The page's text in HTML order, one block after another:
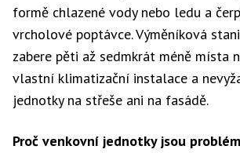
formě chlazené vody nebo ledu a
vrcholové poptávce. Výměníková
zabere pěti až sedmkrát méně místa
vlastní klimatizační instalace a
jednotky na střeše ani na fasádě.
Proč venkovní jednotky jsou